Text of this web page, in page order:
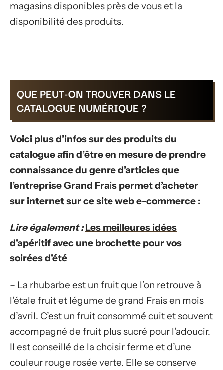
magasins disponibles près de vous et la
disponibilité des produits.
QUE PEUT-ON TROUVER DANS LE
CATALOGUE NUMÉRIQUE ?
Voici plus d’infos sur des produits du
catalogue afin d’être en mesure de prendre
connaissance du genre d’articles que
l’entreprise Grand Frais permet d’acheter
sur internet sur ce site web e-commerce :
Lire également : Les meilleures idées
d'apéritif avec une brochette pour vos
soirées d'été
– La rhubarbe est un fruit que l’on retrouve à
l’étale fruit et légume de grand Frais en mois
d’avril. C’est un fruit consommé cuit et souvent
accompagné de fruit plus sucré pour l’adoucir.
Il est conseillé de la choisir ferme et d’une
couleur rouge rosée verte. Elle se conserve